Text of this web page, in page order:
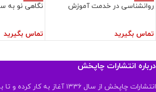
روانشناسی در خدمت آموزش
تماس بگیرید
نگاهی نو به
تماس بگیرید
درباره انتشارات چاپخش
انتشارات چاپخش از سال ۱۳۳۶ آغاز